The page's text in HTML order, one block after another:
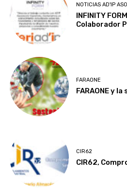
NOTICIAS AD'IP
INFINITY
Colaborador
FARAONE
FARAONE y
CIR62
CIR62,